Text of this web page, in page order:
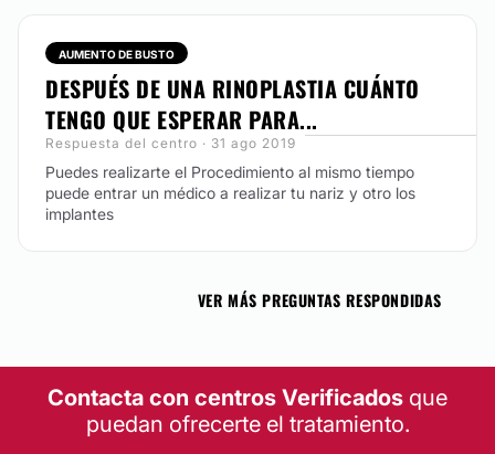
AUMENTO DE BUSTO
DESPUÉS DE UNA RINOPLASTIA CUÁNTO
TENGO QUE ESPERAR PARA...
Respuesta del centro · 31 ago 2019
Puedes realizarte el Procedimiento al mismo tiempo
puede entrar un médico a realizar tu nariz y otro los
implantes
VER MÁS PREGUNTAS RESPONDIDAS
Contacta con centros Verificados que
puedan ofrecerte el tratamiento.